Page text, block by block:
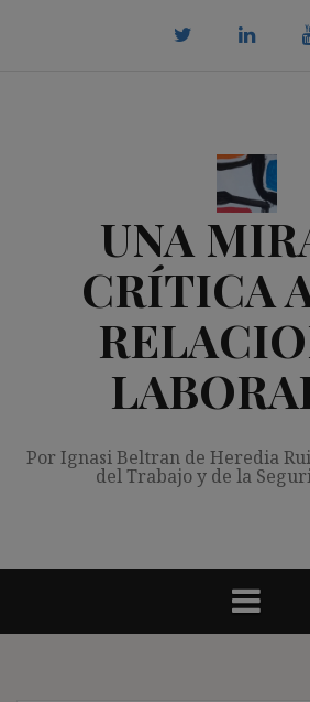
UNA
CRÍTICA
Por Ignasi Beltran de Heredia
del Trabajo y de la